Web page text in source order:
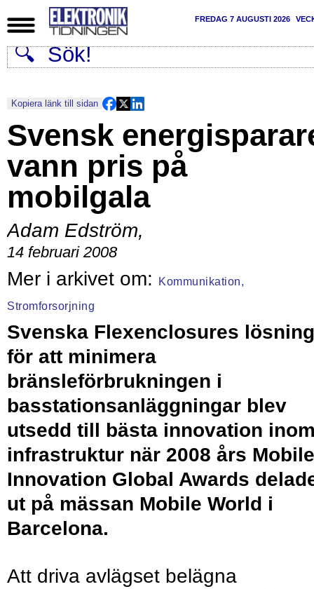
FREDAG 7 AUGUSTI 2026
Kopiera länk till sidan
Svensk
vann pris på
mobilgala
Adam Edström,
14 februari 2008
Kommunikation,
Stromforsorjning
Svenska Flexenclosures lösning
för att minimera
bränsleförbrukningen i
basstationsanläggningar blev
utsedd till bästa innovation
infrastruktur när 2008 års Mobile
Innovation Global Awards
ut på mässan Mobile World i
Barcelona.
Att driva avlägset belägna